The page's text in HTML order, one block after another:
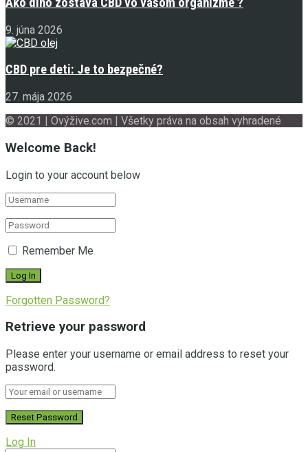
9. júna 2026
CBD pre deti: Je to bezpečné?
27. mája 2026
© 2021 | Ovýžive.com | Všetky práva na obsah vyhradené
Welcome Back!
Login to your account below
Remember Me
Forgotten Password?
Retrieve your password
Please enter your username or email address to reset your
password.
Log In